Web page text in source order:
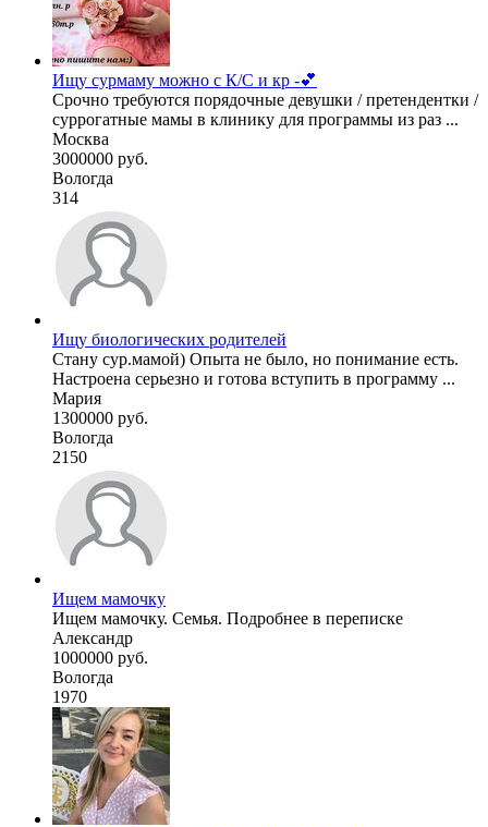
Ищу сурмаму можно с К/С и кр -💕
Срочно требуются порядочные девушки / претендентки /
суррогатные мамы в клинику для программы из раз ...
Москва
3000000 руб.
Вологда
314
Ищу биологических родителей
Стану сур.мамой) Опыта не было, но понимание есть.
Настроена серьезно и готова вступить в программу ...
Мария
1300000 руб.
Вологда
2150
Ищем мамочку
Ищем мамочку. Семья. Подробнее в переписке
Александр
1000000 руб.
Вологда
1970